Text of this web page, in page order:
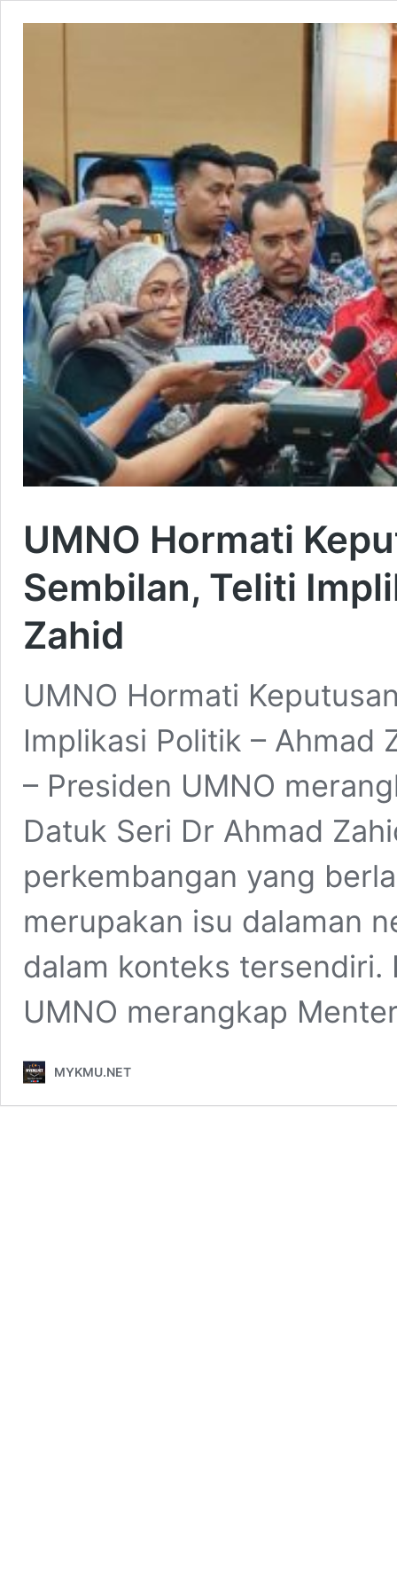
UMNO Hormati
Sembilan, Teliti
Zahid
UMNO Hormati
Implikasi Politik – Ahmad
– Presiden UMNO
Datuk Seri Dr Ahmad
perkembangan yang
merupakan isu dalaman
dalam konteks tersendiri.
UMNO merangkap
MYKMU.NET